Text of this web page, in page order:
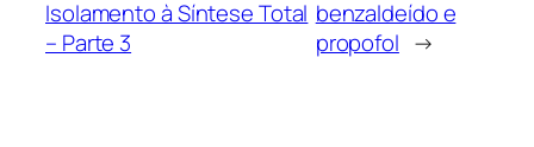
Isolamento à Síntese Total
– Parte 3
benzaldeído e
propofol →